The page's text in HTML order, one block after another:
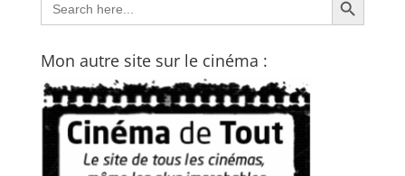
for:
Mon autre site sur le cinéma :